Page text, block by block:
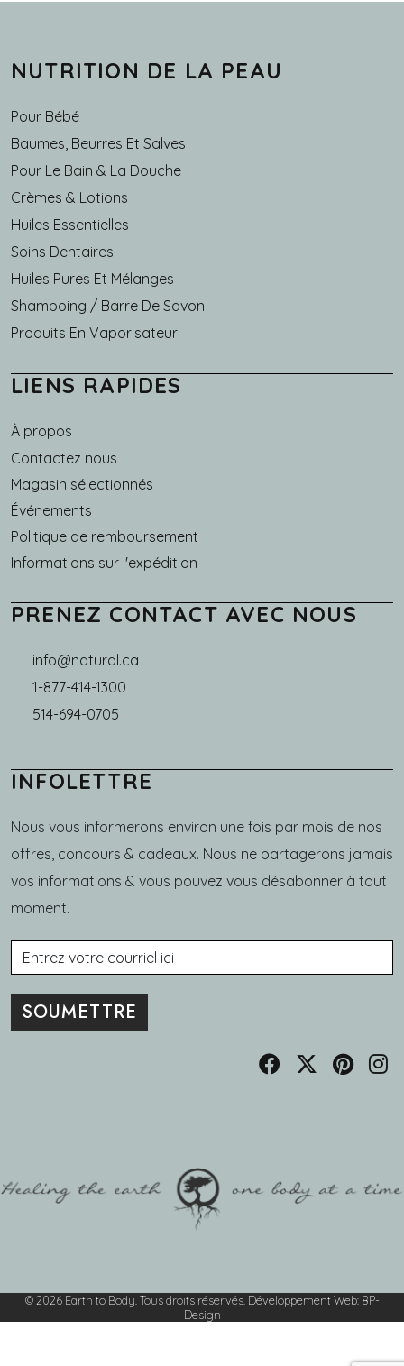
NUTRITION DE LA PEAU
Pour Bébé
Baumes, Beurres Et Salves
Pour Le Bain & La Douche
Crèmes & Lotions
Huiles Essentielles
Soins Dentaires
Huiles Pures Et Mélanges
Shampoing / Barre De Savon
Produits En Vaporisateur
LIENS RAPIDES
À propos
Main navigation
Contactez nous
Magasin sélectionnés
Événements
Politique de remboursement
Informations sur l'expédition
PRENEZ CONTACT AVEC NOUS
info@natural.ca
1-877-414-1300
514-694-0705
INFOLETTRE
Nous vous informerons environ une fois par mois de nos
offres, concours & cadeaux. Nous ne partagerons jamais
vos informations & vous pouvez vous désabonner à tout
moment.
Courriel
© 2026 Earth to Body. Tous droits réservés. Développement Web: 8P-
Design